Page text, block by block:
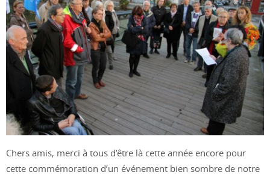
Chers amis, merci à tous d’être là cette année encore pour
cette commémoration d’un événement bien sombre de notre